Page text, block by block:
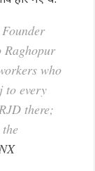
who
to every
there;